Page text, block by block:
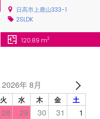
日高市上鹿山333-1
2SLDK
120.89 m2
2026年 8月
火 水 木 金 土
28 29 30 31 1